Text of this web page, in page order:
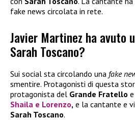
fake news circolata in rete.
Javier Martinez ha avuto
Sarah Toscano?
Sui social sta circolando una fake
smentire. Protagonisti di questa
protagonista del Grande Fratello
Shaila e Lorenzo, e la cantante e
Sarah Toscano.